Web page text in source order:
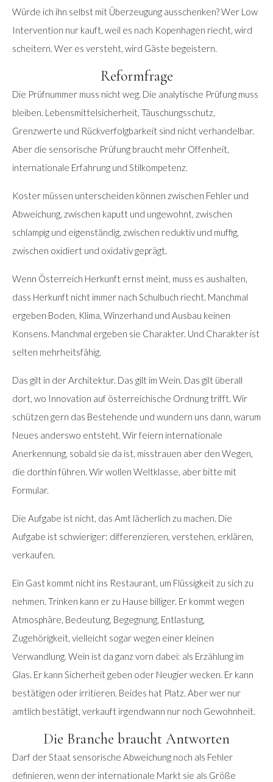
Würde ich ihn selbst mit Überzeugung ausschenken? Wer Low
Intervention nur kauft, weil es nach Kopenhagen riecht, wird
scheitern. Wer es versteht, wird Gäste begeistern.
Reformfrage
Die Prüfnummer muss nicht weg. Die analytische Prüfung muss
bleiben. Lebensmittelsicherheit, Täuschungsschutz,
Grenzwerte und Rückverfolgbarkeit sind nicht verhandelbar.
Aber die sensorische Prüfung braucht mehr Offenheit,
internationale Erfahrung und Stilkompetenz.
Koster müssen unterscheiden können zwischen Fehler und
Abweichung, zwischen kaputt und ungewohnt, zwischen
schlampig und eigenständig, zwischen reduktiv und muffig,
zwischen oxidiert und oxidativ geprägt.
Wenn Österreich Herkunft ernst meint, muss es aushalten,
dass Herkunft nicht immer nach Schulbuch riecht. Manchmal
ergeben Boden, Klima, Winzerhand und Ausbau keinen
Konsens. Manchmal ergeben sie Charakter. Und Charakter ist
selten mehrheitsfähig.
Das gilt in der Architektur. Das gilt im Wein. Das gilt überall
dort, wo Innovation auf österreichische Ordnung trifft. Wir
schützen gern das Bestehende und wundern uns dann, warum
Neues anderswo entsteht. Wir feiern internationale
Anerkennung, sobald sie da ist, misstrauen aber den Wegen,
die dorthin führen. Wir wollen Weltklasse, aber bitte mit
Formular.
Die Aufgabe ist nicht, das Amt lächerlich zu machen. Die
Aufgabe ist schwieriger: differenzieren, verstehen, erklären,
verkaufen.
Ein Gast kommt nicht ins Restaurant, um Flüssigkeit zu sich zu
nehmen. Trinken kann er zu Hause billiger. Er kommt wegen
Atmosphäre, Bedeutung, Begegnung, Entlastung,
Zugehörigkeit, vielleicht sogar wegen einer kleinen
Verwandlung. Wein ist da ganz vorn dabei: als Erzählung im
Glas. Er kann Sicherheit geben oder Neugier wecken. Er kann
bestätigen oder irritieren. Beides hat Platz. Aber wer nur
amtlich bestätigt, verkauft irgendwann nur noch Gewohnheit.
Die Branche braucht Antworten
Darf der Staat sensorische Abweichung noch als Fehler
definieren, wenn der internationale Markt sie als Größe